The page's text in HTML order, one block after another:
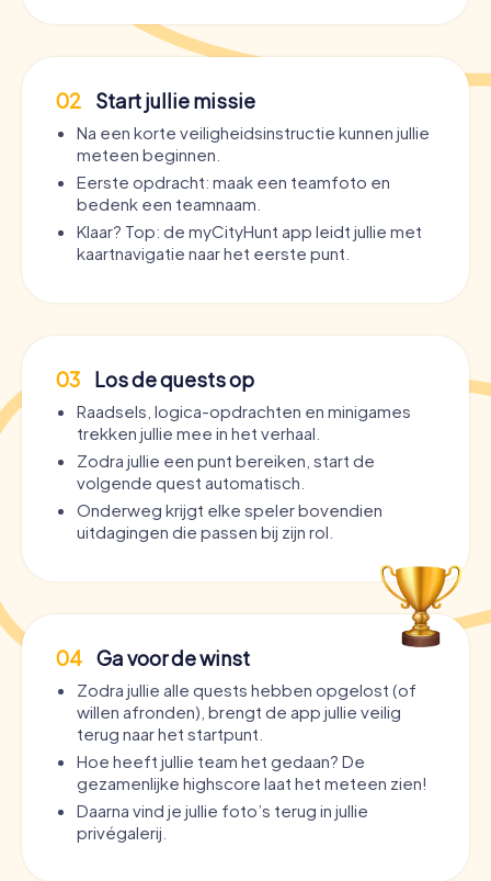
02 Start jullie missie
Na een korte veiligheidsinstructie kunnen jullie
meteen beginnen.
Eerste opdracht: maak een teamfoto en
bedenk een teamnaam.
Klaar? Top: de myCityHunt app leidt jullie met
kaartnavigatie naar het eerste punt.
03 Los de quests op
Raadsels, logica-opdrachten en minigames
trekken jullie mee in het verhaal.
Zodra jullie een punt bereiken, start de
volgende quest automatisch.
Onderweg krijgt elke speler bovendien
uitdagingen die passen bij zijn rol.
04 Ga voor de winst
Zodra jullie alle quests hebben opgelost (of
willen afronden), brengt de app jullie veilig
terug naar het startpunt.
Hoe heeft jullie team het gedaan? De
gezamenlijke highscore laat het meteen zien!
Daarna vind je jullie foto’s terug in jullie
privégalerij.